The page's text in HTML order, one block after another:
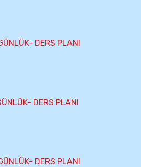
DERS PLANI
DERS PLANI
DERS PLANI